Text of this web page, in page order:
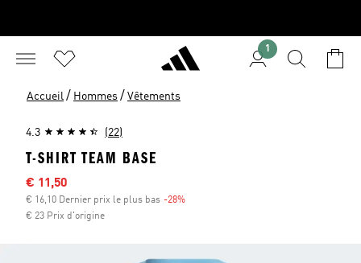
1
Accueil / Hommes / Vêtements
4.3 (22)
T-SHIRT TEAM BASE
Sale price
€ 11,50
€ 16,10 Dernier prix le plus bas -28%
€ 23 Prix d'origine